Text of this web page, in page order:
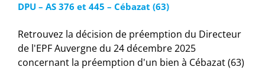
DPU – AS 376 et 445 – Cébazat (63)
Retrouvez la décision de préemption du Directeur
de l'EPF Auvergne du 24 décembre 2025
concernant la préemption d'un bien à Cébazat (63)